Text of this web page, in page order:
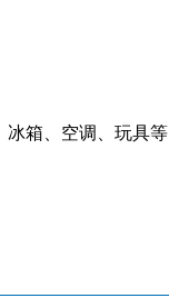
冰箱、空调、玩具等